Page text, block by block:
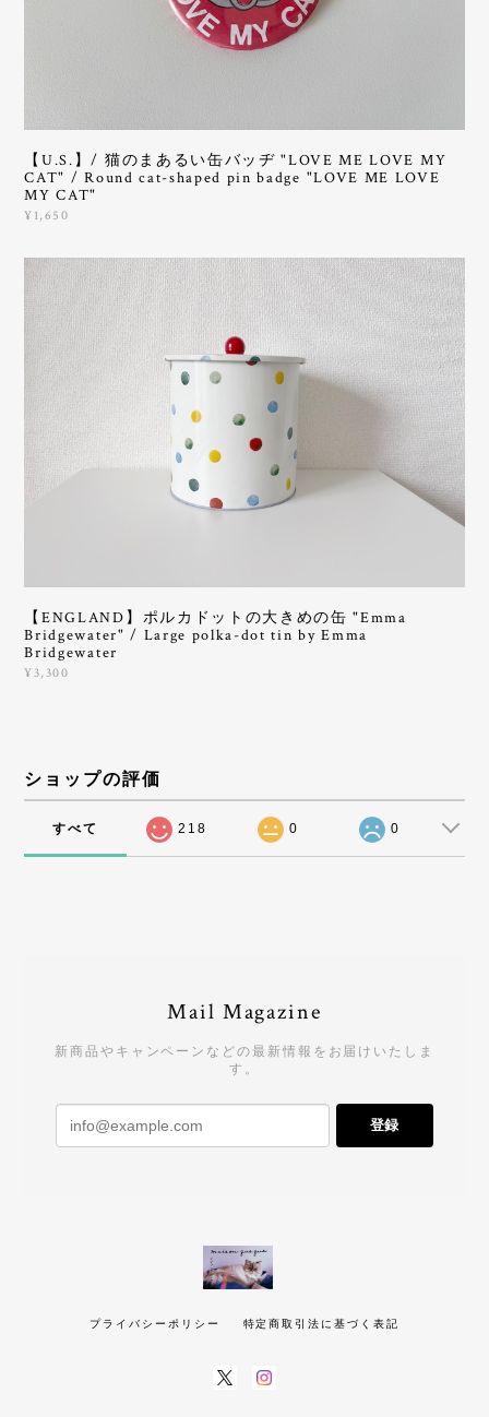
【U.S.】/ 猫のまあるい缶バッヂ "LOVE ME LOVE MY
CAT" / Round cat-shaped pin badge "LOVE ME LOVE
MY CAT"
¥1,650
【ENGLAND】ポルカドットの大きめの缶 "Emma
Bridgewater" / Large polka-dot tin by Emma
Bridgewater
¥3,300
ショップの評価
すべて 218 0 0
Mail Magazine
新商品やキャンペーンなどの最新情報をお届けいたしま
す。
登録
プライバシーポリシー 特定商取引法に基づく表記